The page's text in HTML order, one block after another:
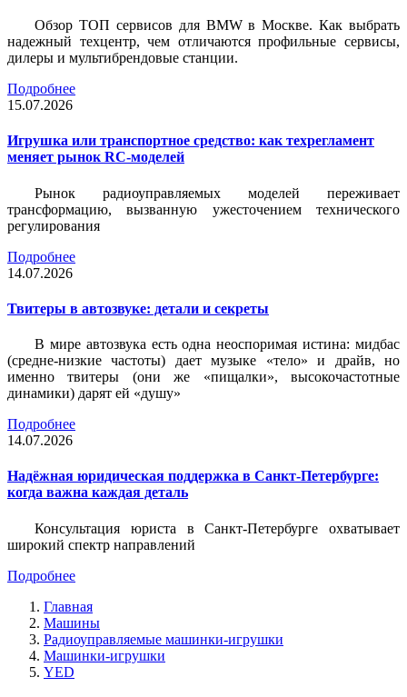
Обзор ТОП сервисов для BMW в Москве. Как выбрать
надежный техцентр, чем отличаются профильные сервисы,
дилеры и мультибрендовые станции.
Подробнее
15.07.2026
Игрушка или транспортное средство: как техрегламент
меняет рынок RC-моделей
Рынок радиоуправляемых моделей переживает
трансформацию, вызванную ужесточением технического
регулирования
Подробнее
14.07.2026
Твитеры в автозвуке: детали и секреты
В мире автозвука есть одна неоспоримая истина: мидбас
(средне-низкие частоты) дает музыке «тело» и драйв, но
именно твитеры (они же «пищалки», высокочастотные
динамики) дарят ей «душу»
Подробнее
14.07.2026
Надёжная юридическая поддержка в Санкт-Петербурге:
когда важна каждая деталь
Консультация юриста в Санкт-Петербурге охватывает
широкий спектр направлений
Подробнее
Главная
Машины
Радиоуправляемые машинки-игрушки
Машинки-игрушки
YED